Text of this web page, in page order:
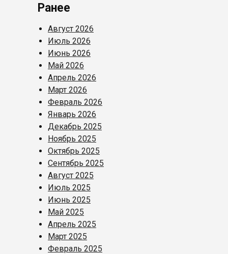
Ранее
Август 2026
Июль 2026
Июнь 2026
Май 2026
Апрель 2026
Март 2026
Февраль 2026
Январь 2026
Декабрь 2025
Ноябрь 2025
Октябрь 2025
Сентябрь 2025
Август 2025
Июль 2025
Июнь 2025
Май 2025
Апрель 2025
Март 2025
Февраль 2025